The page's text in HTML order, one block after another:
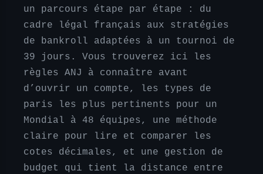
un parcours étape par étape : du
cadre légal français aux stratégies
de bankroll adaptées à un tournoi de
39 jours. Vous trouverez ici les
règles ANJ à connaître avant
d’ouvrir un compte, les types de
paris les plus pertinents pour un
Mondial à 48 équipes, une méthode
claire pour lire et comparer les
cotes décimales, et une gestion de
budget qui tient la distance entre